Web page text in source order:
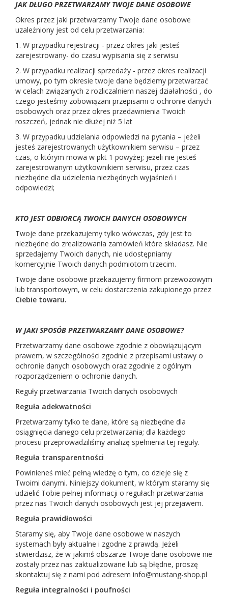
JAK DŁUGO PRZETWARZAMY TWOJE DANE OSOBOWE
Okres przez jaki przetwarzamy Twoje dane osobowe
uzależniony jest od celu przetwarzania:
1. W przypadku rejestracji - przez okres jaki jesteś
zarejestrowany- do czasu wypisania się z serwisu
2. W przypadku realizacji sprzedaży - przez okres realizacji
umowy, po tym okresie twoje dane będziemy przetwarzać
w celach związanych z rozliczalniem naszej działalności , do
czego jesteśmy zobowiązani przepisami o ochronie danych
osobowych oraz przez okres przedawnienia Twoich
roszczeń, jednak nie dłużej niż 5 lat
3. W przypadku udzielania odpowiedzi na pytania – jeżeli
jesteś zarejestrowanych użytkownikiem serwisu – przez
czas, o którym mowa w pkt 1 powyżej; jeżeli nie jesteś
zarejestrowanym użytkownikiem serwisu, przez czas
niezbędne dla udzielenia niezbędnych wyjaśnień i
odpowiedzi;
KTO JEST ODBIORCĄ TWOICH DANYCH OSOBOWYCH
Twoje dane przekazujemy tylko wówczas, gdy jest to
niezbędne do zrealizowania zamówień które składasz. Nie
sprzedajemy Twoich danych, nie udostępniamy
komercyjnie Twoich danych podmiotom trzecim.
Twoje dane osobowe przekazujemy firmom przewozowym
lub transportowym, w celu dostarczenia zakupionego przez
Ciebie towaru.
W JAKI SPOSÓB PRZETWARZAMY DANE OSOBOWE?
Przetwarzamy dane osobowe zgodnie z obowiązującym
prawem, w szczególności zgodnie z przepisami ustawy o
ochronie danych osobowych oraz zgodnie z ogólnym
rozporządzeniem o ochronie danych.
Reguły przetwarzania Twoich danych osobowych
Reguła adekwatności
Przetwarzamy tylko te dane, które są niezbędne dla
osiągnięcia danego celu przetwarzania; dla każdego
procesu przeprowadziliśmy analizę spełnienia tej reguły.
Reguła transparentności
Powinieneś mieć pełną wiedzę o tym, co dzieje się z
Twoimi danymi. Niniejszy dokument, w którym staramy się
udzielić Tobie pełnej informacji o regułach przetwarzania
przez nas Twoich danych osobowych jest jej przejawem.
Reguła prawidłowości
Staramy się, aby Twoje dane osobowe w naszych
systemach były aktualne i zgodne z prawdą. Jeżeli
stwierdzisz, że w jakimś obszarze Twoje dane osobowe nie
zostały przez nas zaktualizowane lub są błędne, proszę
skontaktuj się z nami pod adresem info@mustang-shop.pl
Reguła integralności i poufności